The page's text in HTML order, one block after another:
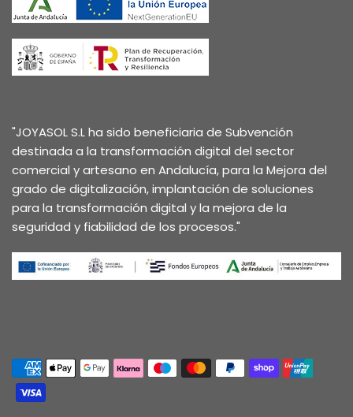
"JOYASOL S.L ha sido beneficiaria de Subvención
destinada a la transformación digital del sector
comercial y artesano en Andalucía, para la Mejora del
grado de digitalización, implantación de soluciones
para la transformación digital y la mejora de la
seguridad y fiabilidad de los procesos."